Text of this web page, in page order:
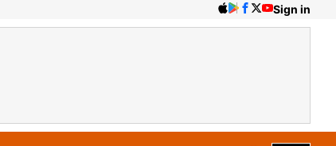
Sign in